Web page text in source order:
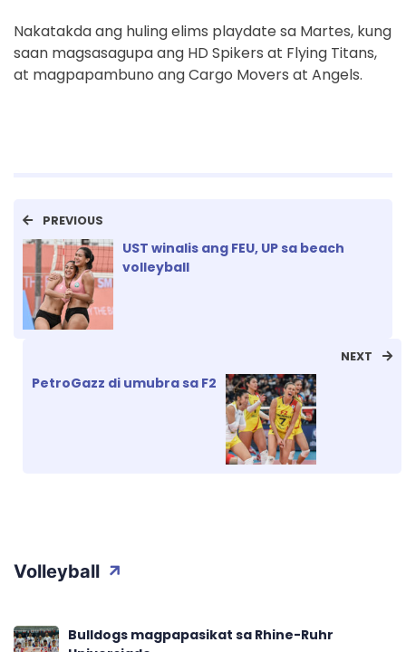
Nakatakda ang huling elims playdate sa Martes, kung
saan magsasagupa ang HD Spikers at Flying Titans,
at magpapambuno ang Cargo Movers at Angels.
PREVIOUS
UST winalis ang FEU, UP sa beach
volleyball
NEXT
PetroGazz di umubra sa F2
Volleyball
Bulldogs magpapasikat sa Rhine-Ruhr